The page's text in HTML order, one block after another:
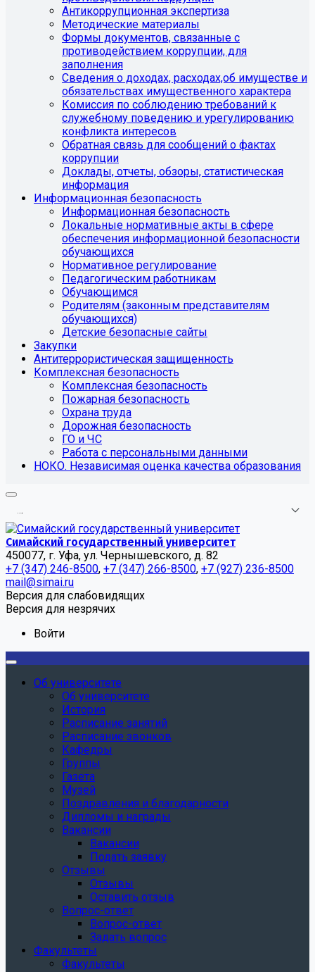
Антикоррупционная экспертиза
Методические материалы
Формы документов, связанные с
противодействием коррупции, для
заполнения
Сведения о доходах, расходах,об имуществе и
обязательствах имущественного характера
Комиссия по соблюдению требований к
служебному поведению и урегулированию
конфликта интересов
Обратная связь для сообщений о фактах
коррупции
Доклады, отчеты, обзоры, статистическая
информация
Информационная безопасность
Информационная безопасность
Локальные нормативные акты в сфере
обеспечения информационной безопасности
обучающихся
Нормативное регулирование
Педагогическим работникам
Обучающимся
Родителям (законным представителям
обучающихся)
Детские безопасные сайты
Закупки
Антитеррористическая защищенность
Комплексная безопасность
Комплексная безопасность
Пожарная безопасность
Охрана труда
Дорожная безопасность
ГО и ЧС
Работа с персональными данными
НОКО. Независимая оценка качества образования
...
Симайский государственный университет
450077, г. Уфа, ул. Чернышевского, д. 82
+7 (347) 246-8500, +7 (347) 266-8500, +7 (927) 236-8500
mail@simai.ru
Версия для слабовидящих
Версия для незрячих
Войти
Об университете
Об университете
История
Расписание занятий
Расписание звонков
Кафедры
Группы
Газета
Музей
Поздравления и благодарности
Дипломы и награды
Вакансии
Вакансии
Подать заявку
Отзывы
Отзывы
Оставить отзыв
Вопрос-ответ
Вопрос-ответ
Задать вопрос
Факультеты
Факультеты